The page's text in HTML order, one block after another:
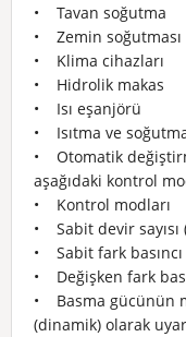
• Tavan soğutma
• Zemin soğutması
• Klima cihazları
• Hidrolik makas
• Isı eşanjörü
• Isıtma ve
• Otomatik
aşağıdaki kontrol
• Kontrol modları
• Sabit devir
• Sabit fark
• Değişken fark
• Basma gücünün
(dinamik) olarak